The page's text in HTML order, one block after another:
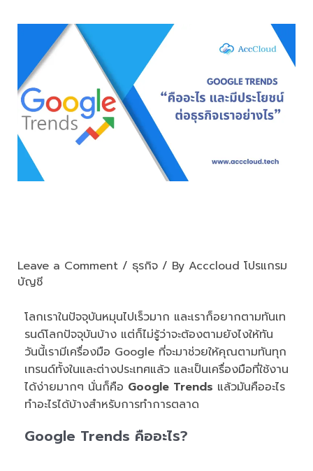
Leave a Comment / ธุรกิจ/ By Acccloud โปรแกรม
บัญชี
โลกเราในปัจจุบันหมุนไปเร็วมาก และเราก็อยากตามทันเท
รนด์โลกปัจจุบันบ้าง แต่ก็ไม่รู้ว่าจะต้องตามยังไงให้ทัน
วันนี้เรามีเครื่องมือ Google ที่จะมาช่วยให้คุณตามทันทุก
เทรนด์ทั้งในและต่างประเทศแล้ว และเป็นเครื่องมือที่ใช้งาน
ได้ง่ายมากๆ นั่นก็คือ Google Trends แล้วมันคืออะไร
ทำอะไรได้บ้างสำหรับการทำการตลาด
Google Trends คืออะไร?
14
2024